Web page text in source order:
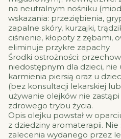
na neutralnym nośniku
wskazania: przeziębienia,
zapalne skóry, kurzajki,
ciśnienie, kłopoty z zębami,
eliminuje przykre zapachy
Środki ostrożności:
niedostępnym dla dzieci, nie
karmienia piersią oraz u
(bez konsultacji lekarskiej
używanie olejków nie
zdrowego trybu życia.
Opis olejku powstał w
z dziedziny aromaterapii.
zalecenia wydanego przez